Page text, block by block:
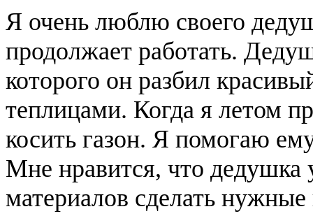
Я очень люблю своего
продолжает работать.
которого он разбил
теплицами. Когда я летом
косить газон. Я помогаю
Мне нравится, что дедушка
материалов сделать